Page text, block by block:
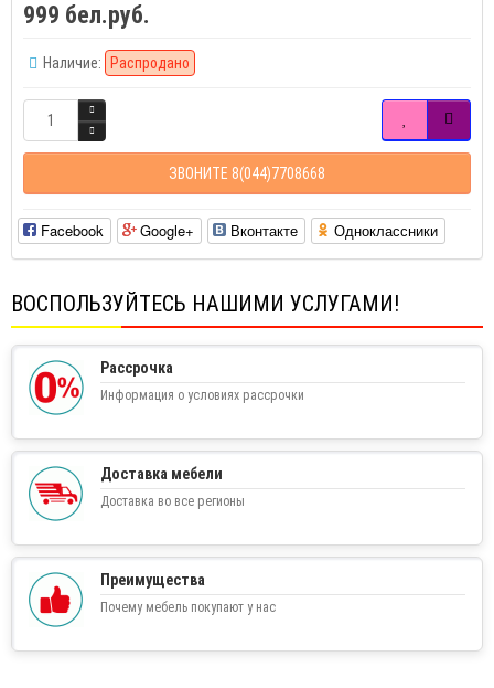
999 бел.руб.
Наличие: Распродано
ЗВОНИТЕ 8(044)7708668
Facebook Google+ Вконтакте Одноклассники
ВОСПОЛЬЗУЙТЕСЬ НАШИМИ УСЛУГАМИ!
Рассрочка
Информация о условиях рассрочки
Доставка мебели
Доставка во все регионы
Преимущества
Почему мебель покупают у нас